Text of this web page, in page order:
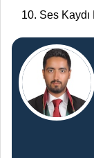
Ses Kaydı